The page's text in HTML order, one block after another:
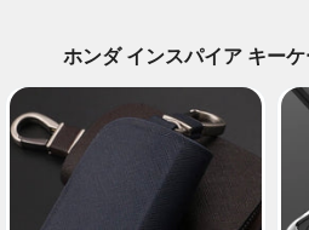
ホンダ インスパイア キー